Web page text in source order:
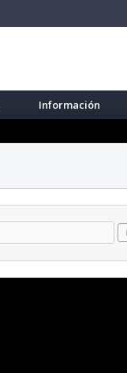
Información